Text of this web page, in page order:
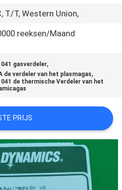
T/T, Western Union,
reeksen/Maand
gasverdeler,
de verdeler van het plasmagas,
de thermische Verdeler van het
PRIJS